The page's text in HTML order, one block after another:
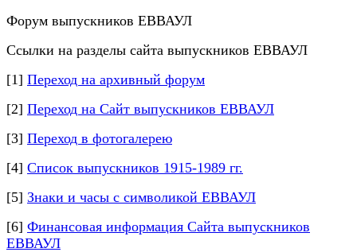
Форум выпускников ЕВВАУЛ
Ссылки на разделы сайта выпускников ЕВВАУЛ
[1] Переход на архивный форум
[2] Переход на Сайт выпускников ЕВВАУЛ
[3] Переход в фотогалерею
[4] Список выпускников 1915-1989 гг.
[5] Знаки и часы с символикой ЕВВАУЛ
[6] Финансовая информация Сайта выпускников
ЕВВАУЛ